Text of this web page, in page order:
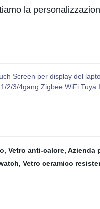
la
Screen per display del
2/3/4gang Zigbee WiFi
, Vetro anti-calore, Azienda
, Vetro ceramico